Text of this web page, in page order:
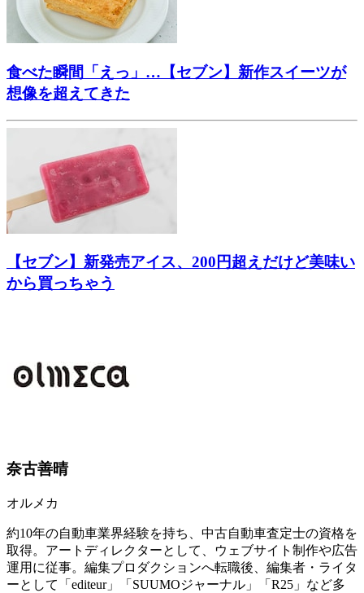
食べた瞬間「えっ」…【セブン】新作スイーツが
想像を超えてきた
【セブン】新発売アイス、200円超えだけど美味い
から買っちゃう
奈古善晴
オルメカ
約10年の自動車業界経験を持ち、中古自動車査定士の資格を
取得。アートディレクターとして、ウェブサイト制作や広告
運用に従事。編集プロダクションへ転職後、編集者・ライタ
ーとして「editeur」「SUUMOジャーナル」「R25」など多